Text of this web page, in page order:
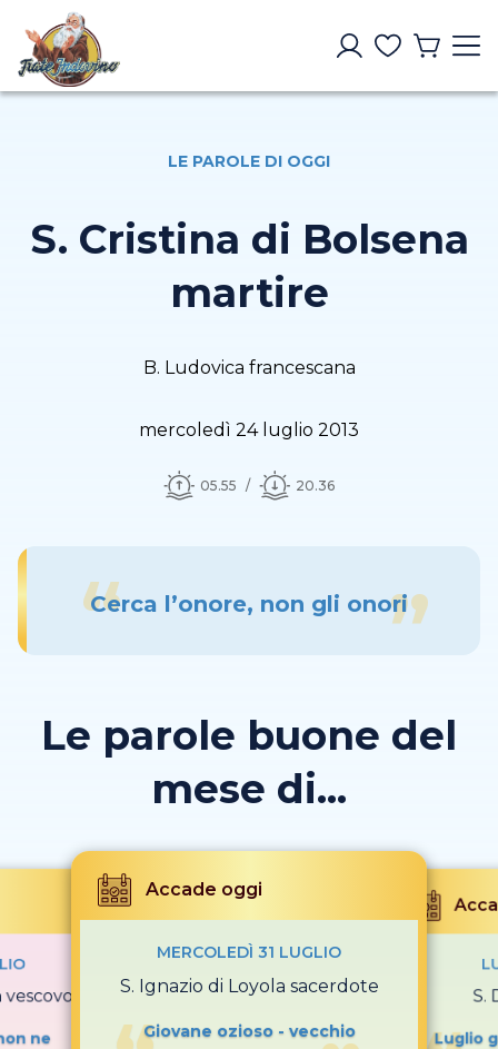
LE PAROLE DI OGGI
S. Cristina di Bolsena
martire
B. Ludovica francescana
mercoledì 24 luglio 2013
05.55 20.36
Cerca l’onore, non gli onori
Le parole buone del
mese di...
ne
Accade oggi
MERCOLEDÌ 31 LUGLIO
S. Ignazio di Loyola sacerdote
Giovane ozioso - vecchio
S.
Luglio